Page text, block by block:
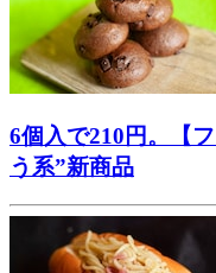
6個入で210円。【
う系”新商品